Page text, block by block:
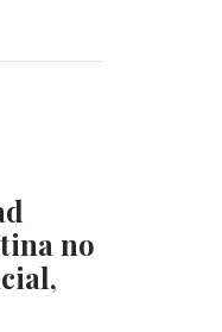
no